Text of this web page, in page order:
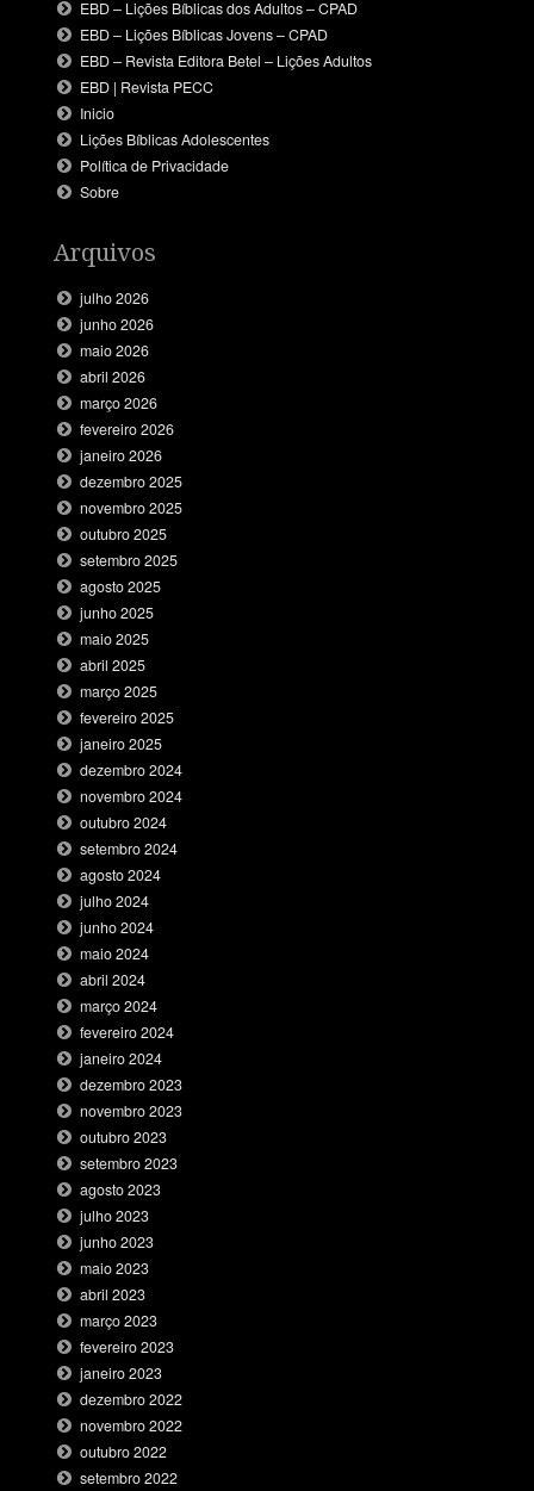
EBD – Lições Bíblicas dos Adultos – CPAD
EBD – Lições Bíblicas Jovens – CPAD
EBD – Revista Editora Betel – Lições Adultos
EBD | Revista PECC
Inicio
Lições Bíblicas Adolescentes
Política de Privacidade
Sobre
Arquivos
julho 2026
junho 2026
maio 2026
abril 2026
março 2026
fevereiro 2026
janeiro 2026
dezembro 2025
novembro 2025
outubro 2025
setembro 2025
agosto 2025
junho 2025
maio 2025
abril 2025
março 2025
fevereiro 2025
janeiro 2025
dezembro 2024
novembro 2024
outubro 2024
setembro 2024
agosto 2024
julho 2024
junho 2024
maio 2024
abril 2024
março 2024
fevereiro 2024
janeiro 2024
dezembro 2023
novembro 2023
outubro 2023
setembro 2023
agosto 2023
julho 2023
junho 2023
maio 2023
abril 2023
março 2023
fevereiro 2023
janeiro 2023
dezembro 2022
novembro 2022
outubro 2022
setembro 2022